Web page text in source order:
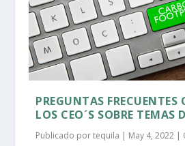
PREGUNTAS FRECUENTES
LOS CEO´S SOBRE TEMAS
Publicado portequila | May 4, 2022 |